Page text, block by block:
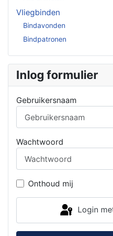
Vliegbinden
Bindavonden
Bindpatronen
Inlog formulier
Gebruikersnaam
Wachtwoord
Onthoud mij
Login